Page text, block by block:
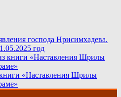
господа Нрисимхадева.
год
«Наставления Шрилы